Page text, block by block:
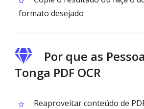
formato desejado
Por que as
Tonga PDF OCR
Reaproveitar conteúdo de